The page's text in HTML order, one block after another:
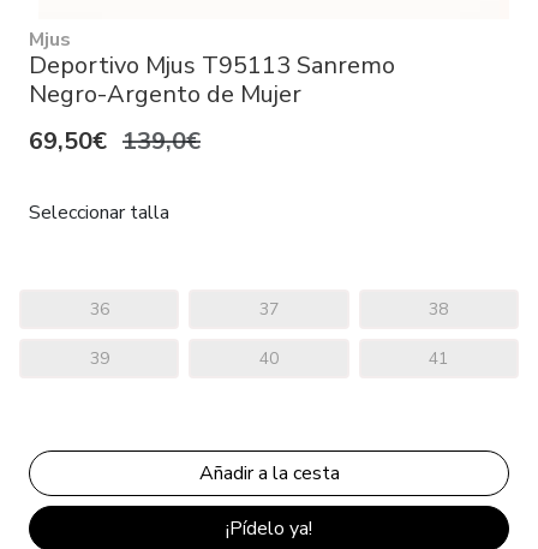
Mjus
Deportivo Mjus T95113 Sanremo
Negro-Argento de Mujer
69,50€ 139,0€
Seleccionar talla
36 37 38
39 40 41
¡Pídelo ya!